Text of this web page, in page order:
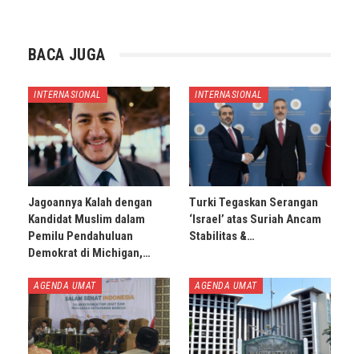
BACA JUGA
INTERNASIONAL
Jagoannya Kalah dengan
Kandidat Muslim dalam
Pemilu Pendahuluan
Demokrat di Michigan,…
INTERNASIONAL
Turki Tegaskan Serangan
‘Israel’ atas Suriah Ancam
Stabilitas &…
AGENDA UMAT AGENDA UMAT